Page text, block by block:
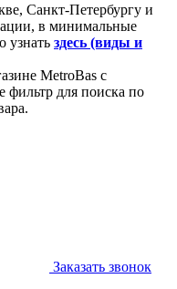
Санкт-Петербургу и
в минимальные
узнать здесь (виды и
MetroBas с
фильтр для поиска по
Заказать звонок